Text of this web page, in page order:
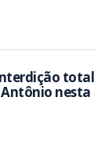
total
nesta